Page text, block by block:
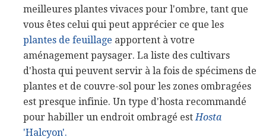
meilleures plantes vivaces pour l'ombre, tant que
vous êtes celui qui peut apprécier ce que les
plantes de feuillage apportent à votre
aménagement paysager. La liste des cultivars
d'hosta qui peuvent servir à la fois de spécimens de
plantes et de couvre-sol pour les zones ombragées
est presque infinie. Un type d'hosta recommandé
pour habiller un endroit ombragé estHosta
'Halcyon'.